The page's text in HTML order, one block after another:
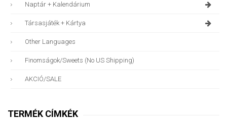
Naptár + Kalendárium
Társasjáték + Kártya
Other Languages
Finomságok/sweets (no US Shipping)
AKCIÓ/SALE
TERMÉK CÍMKÉK